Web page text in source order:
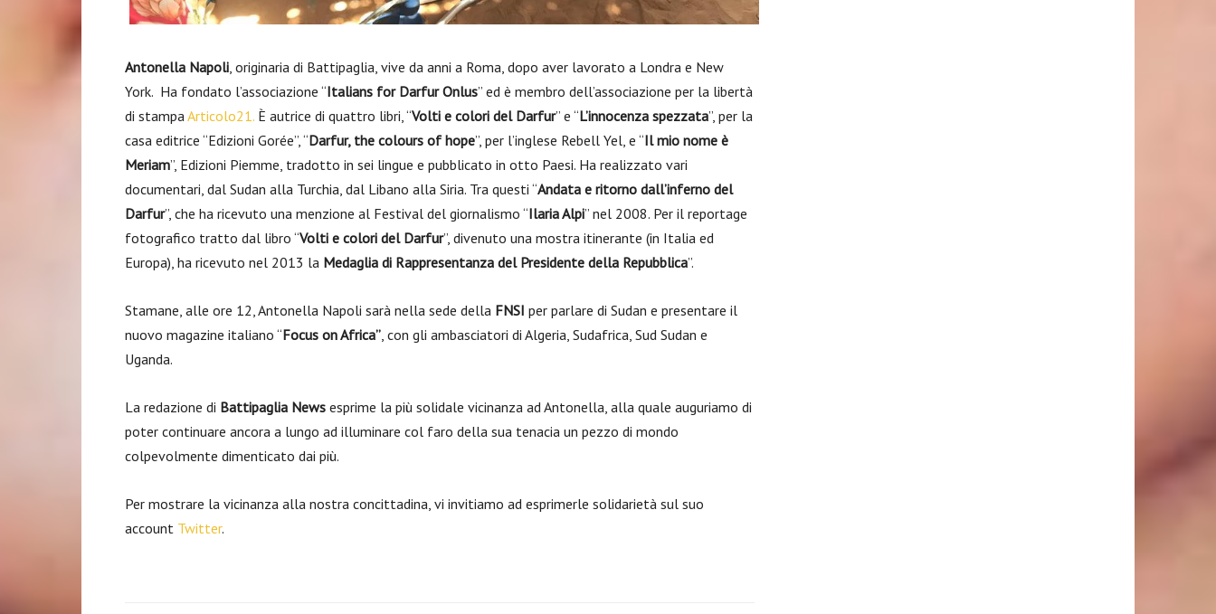
Antonella Napoli, originaria di Battipaglia, vive da anni a Roma, dopo aver lavorato a Londra e New
York. Ha fondato l’associazione “Italians for Darfur Onlus” ed è membro dell’associazione per la libertà
di stampaArticolo21. È autrice di quattro libri, “Volti e colori del Darfur” e “L’innocenza spezzata”, per la
casa editrice “Edizioni Gorée”, “Darfur, the colours of hope”, per l’inglese Rebell Yel, e “Il mio nome è
Meriam”, Edizioni Piemme, tradotto in sei lingue e pubblicato in otto Paesi. Ha realizzato vari
documentari, dal Sudan alla Turchia, dal Libano alla Siria. Tra questi “Andata e ritorno dall’inferno del
Darfur”, che ha ricevuto una menzione al Festival del giornalismo “Ilaria Alpi” nel 2008. Per il reportage
fotografico tratto dal libro “Volti e colori del Darfur”, divenuto una mostra itinerante (in Italia ed
Europa), ha ricevuto nel 2013 la Medaglia di Rappresentanza del Presidente della Repubblica”.
Stamane, alle ore 12, Antonella Napoli sarà nella sede della FNSI per parlare di Sudan e presentare il
nuovo magazine italiano “Focus on Africa”, con gli ambasciatori di Algeria, Sudafrica, Sud Sudan e
Uganda.
La redazione di Battipaglia News esprime la più solidale vicinanza ad Antonella, alla quale auguriamo di
poter continuare ancora a lungo ad illuminare col faro della sua tenacia un pezzo di mondo
colpevolmente dimenticato dai più.
Per mostrare la vicinanza alla nostra concittadina, vi invitiamo ad esprimerle solidarietà sul suo
account Twitter.